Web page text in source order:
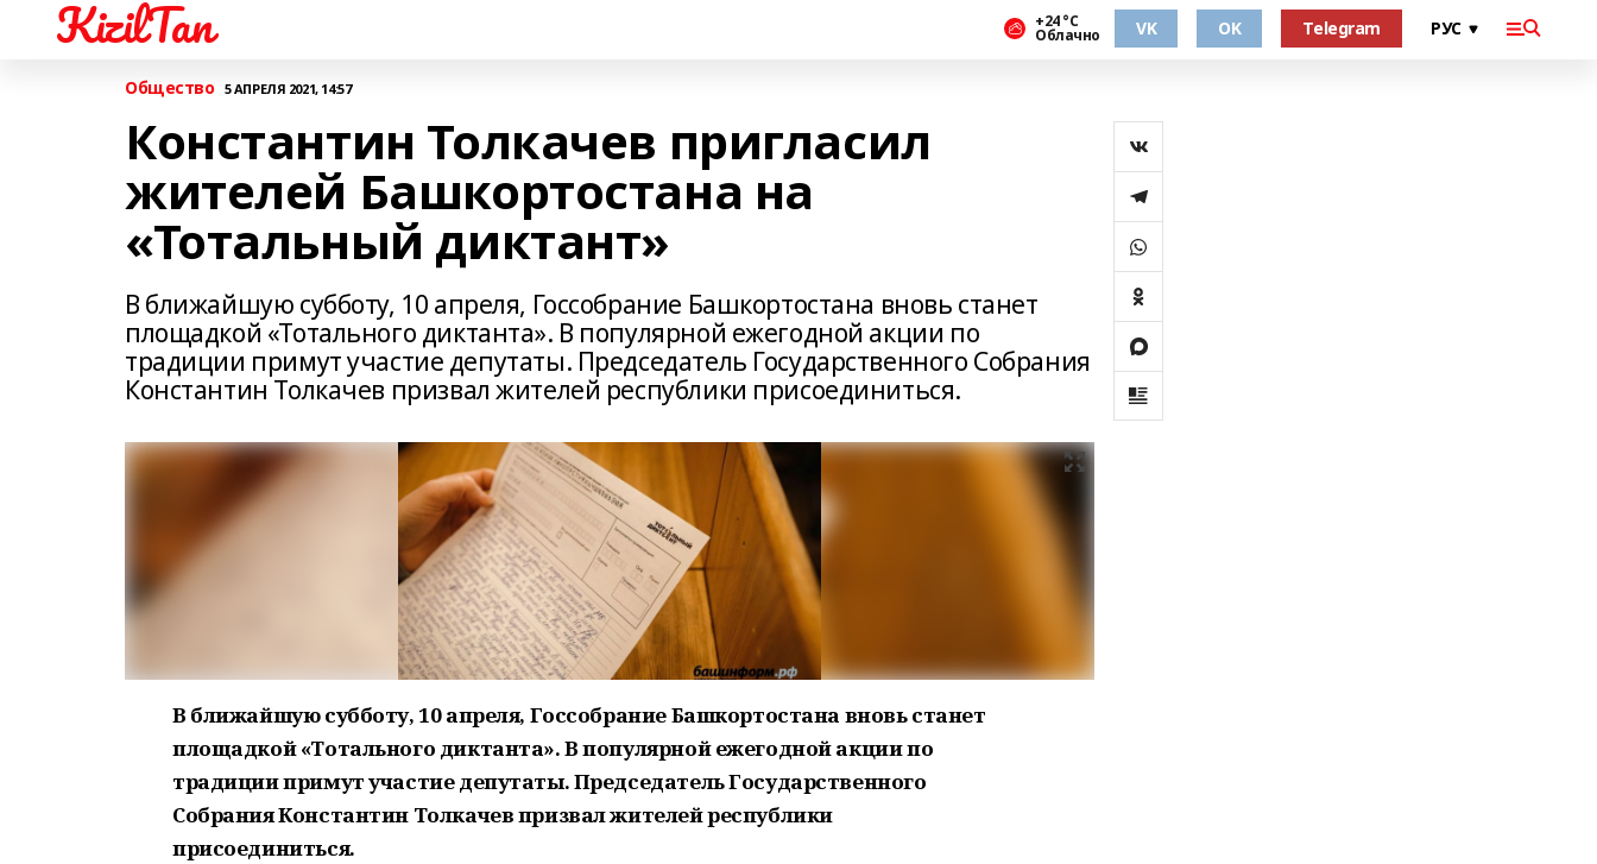
KizilTan +24 °С
Облачно VK OK Telegram
Общество 5 АПРЕЛЯ 2021, 14:57
Константин Толкачев пригласил
жителей Башкортостана на
«Тотальный диктант»
В ближайшую субботу, 10 апреля, Госсобрание Башкортостана вновь станет
площадкой «Тотального диктанта». В популярной ежегодной акции по
традиции примут участие депутаты. Председатель Государственного Собрания
Константин Толкачев призвал жителей республики присоединиться.
В ближайшую субботу, 10 апреля, Госсобрание Башкортостана вновь станет
площадкой «Тотального диктанта». В популярной ежегодной акции по
традиции примут участие депутаты. Председатель Государственного
Собрания Константин Толкачев призвал жителей республики
присоединиться.